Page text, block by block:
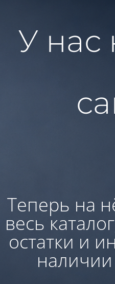
У нас
Теперь на
весь
остатки и